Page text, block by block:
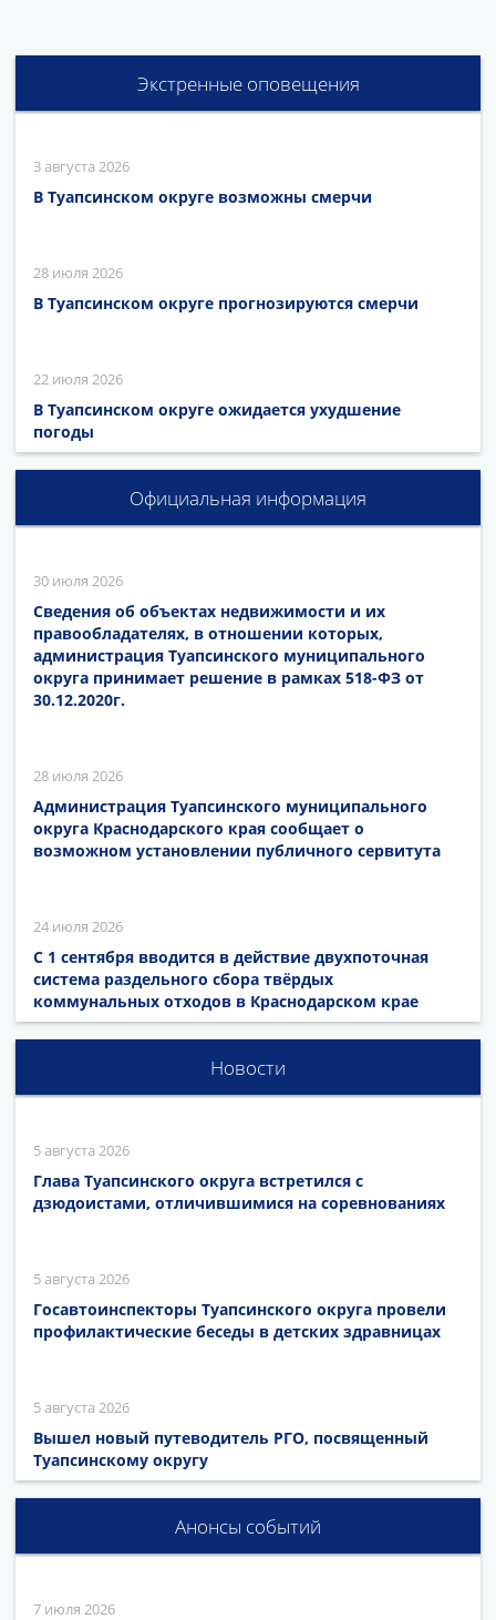
Экстренные оповещения
3 августа 2026
В Туапсинском округе возможны смерчи
28 июля 2026
В Туапсинском округе прогнозируются смерчи
22 июля 2026
В Туапсинском округе ожидается ухудшение
погоды
Официальная информация
30 июля 2026
Сведения об объектах недвижимости и их
правообладателях, в отношении которых,
администрация Туапсинского муниципального
округа принимает решение в рамках 518-ФЗ от
30.12.2020г.
28 июля 2026
Администрация Туапсинского муниципального
округа Краснодарского края сообщает о
возможном установлении публичного сервитута
24 июля 2026
С 1 сентября вводится в действие двухпоточная
система раздельного сбора твёрдых
коммунальных отходов в Краснодарском крае
Новости
5 августа 2026
Глава Туапсинского округа встретился с
дзюдоистами, отличившимися на соревнованиях
5 августа 2026
Госавтоинспекторы Туапсинского округа провели
профилактические беседы в детских здравницах
5 августа 2026
Вышел новый путеводитель РГО, посвященный
Туапсинскому округу
Анонсы событий
7 июля 2026